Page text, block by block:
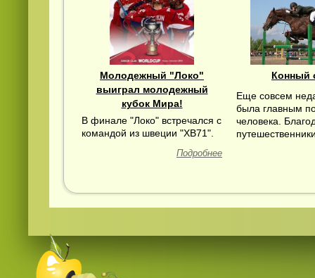
Молодежный "Локо"
выиграл молодежный
кубок Мира!
В финале "Локо" встречался с
командой из швеции "ХВ71".
Подробнее
Конный
Еще совсем
была главным
человека.